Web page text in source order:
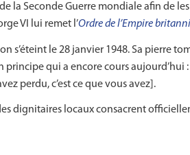
la Seconde Guerre mondiale afin de
VI lui remet l’Ordre de l’Empire
s’éteint le 28 janvier 1948. Sa pierre
principe qui a encore cours aujourd’hui :
perdu, c’est ce que vous avez].
dignitaires locaux consacrent